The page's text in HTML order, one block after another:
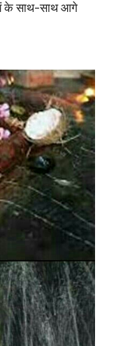
के साथ-साथ आगे